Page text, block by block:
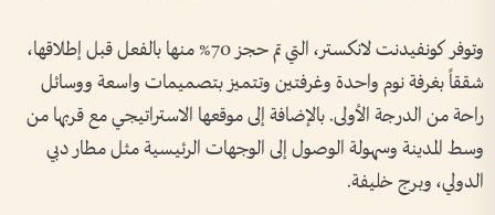
وتوفر كونفيدنت لانكستر، التي تم حجز 70% منها بالفعل قبل إطلاقها،
شققاً بغرفة نوم واحدة وغرفتين وتتميز بتصميمات واسعة ووسائل
راحة من الدرجة الأولى. بالإضافة إلى موقعها الاستراتيجي مع قربها من
وسط المدينة وسهولة الوصول إلى الوجهات الرئيسية مثل مطار دبي
الدولي، وبرج خليفة.